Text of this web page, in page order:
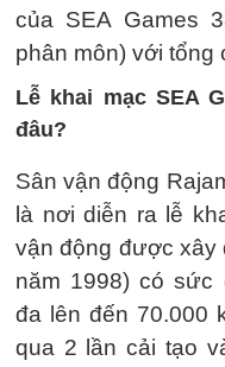
của SEA Games
phân môn) với
Lễ khai mạc SEA
đâu?
Sân vận động
là nơi diễn ra lễ
vận động được xây
năm 1998) có sức
đa lên đến 70.000
qua 2 lần cải tạo